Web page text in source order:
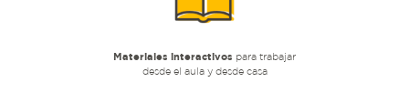
Materiales interactivos para trabajar
desde el aula y desde casa